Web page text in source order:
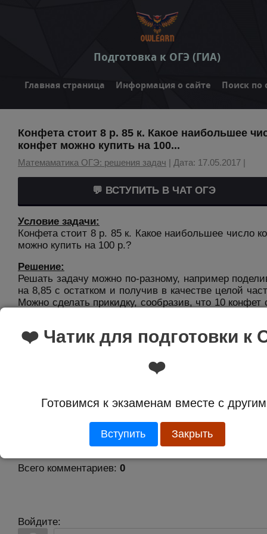
Подготовка к ОГЭ (ГИА)
Главная страница Информация о сайте Поиск по
Конфета стоит 8 р. 85 к. Какое наибольшее
конфет можно купить на 100...
Матемаматика ОГЭ: решения задач | Дата: 17.05.2017 |
💬 ВСТУПИТЬ В ЧАТ ОГЭ
Условие задачи:
Конфета стоит 8 р. 85 к. Какое наибольшее число
можно купить на 100 р.?
Решение:
Решать задачу можно по-разному, например
на 8,85 с остатком и получив в качестве целой
Можно сделать прикидку, сообразив, что 10 конфет
Ответ:
❤️ Чатик для подготовки к
❤️
Готовимся к экзаменам вместе с
Вступить Закрыть
Комментарии
Всего комментариев: 0
Войдите: